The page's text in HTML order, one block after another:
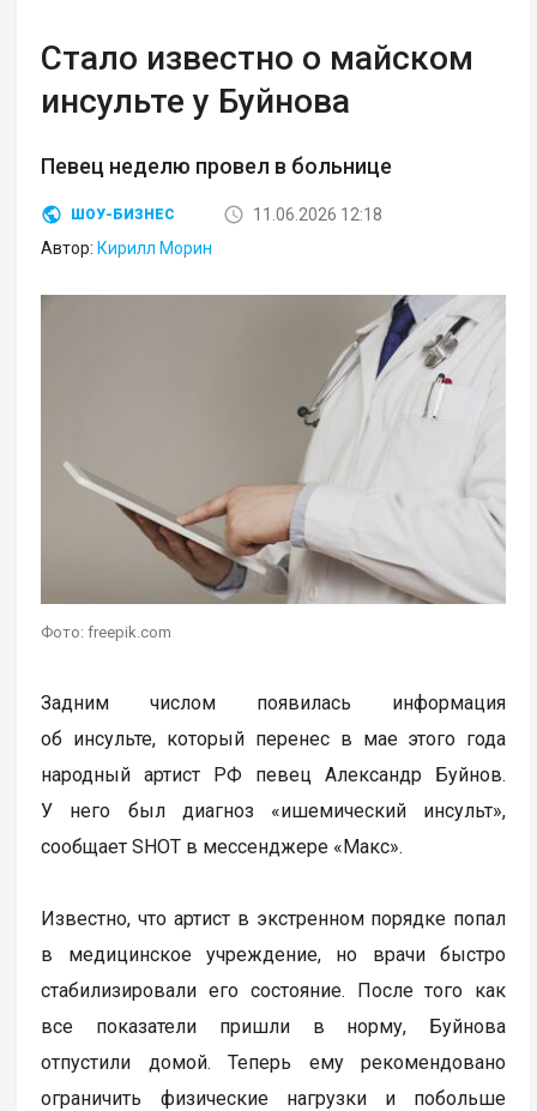
Стало известно о майском
инсульте у Буйнова
Певец неделю провел в больнице
ШОУ-БИЗНЕС
11.06.2026 12:18
Автор:Кирилл Морин
Фото: freepik.com
Задним числом появилась информация
об инсульте, который перенес в мае этого года
народный артист РФ певец Александр Буйнов.
У него был диагноз «ишемический инсульт»,
сообщает SHOT в мессенджере «Макс».
Известно, что артист в экстренном порядке попал
в медицинское учреждение, но врачи быстро
стабилизировали его состояние. После того как
все показатели пришли в норму, Буйнова
отпустили домой. Теперь ему рекомендовано
ограничить физические нагрузки и побольше